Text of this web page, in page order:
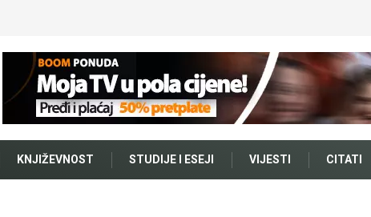
KNJIŽEVNOST STUDIJE I ESEJI VIJESTI CITATI